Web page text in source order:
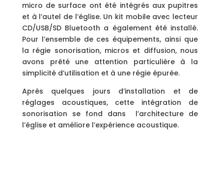
micro de surface ont été intégrés aux pupitres
et à l’autel de l’église. Un kit mobile avec lecteur
CD/USB/SD Bluetooth a également été installé.
Pour l’ensemble de ces équipements, ainsi que
la régie sonorisation, micros et diffusion, nous
avons prêté une attention particulière à la
simplicité d’utilisation et à une régie épurée.
Après quelques jours d’installation et de
réglages acoustiques, cette intégration de
sonorisation se fond dans l’architecture de
l’église et améliore l’expérience acoustique.